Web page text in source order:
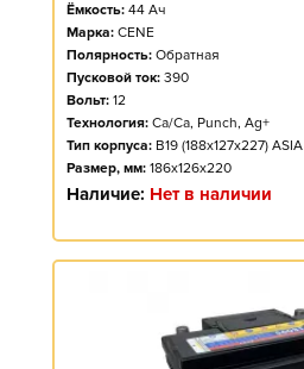
Ёмкость: 44 Ач
Марка: CENE
Полярность: Обратная
Пусковой ток: 390
Вольт: 12
Технология: Ca/Ca, Punch, Ag+
Тип корпуса: B19 (188x127x227) ASIA
Размер, мм: 186x126x220
Наличие: Нет в наличии